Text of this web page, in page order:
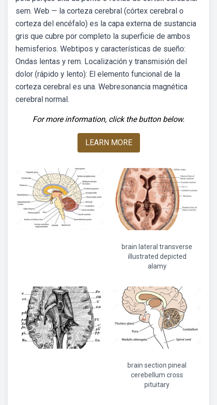
sem. Web — la corteza cerebral (córtex cerebral o
corteza del encéfalo) es la capa externa de sustancia
gris que cubre por completo la superficie de ambos
hemisferios. Webtipos y características de sueño:
Ondas lentas y rem. Localización y transmisión del
dolor (rápido y lento): El elemento funcional de la
corteza cerebral es una. Webresonancia magnética
cerebral normal.
For more information, click the button below.
LEARN MORE
brain lateral transverse
illustrated depicted
alamy
brain section pineal
cerebellum cross
pituitary